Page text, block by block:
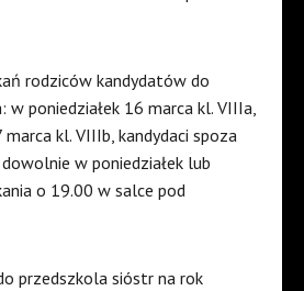
rodziców kandydatów do
w poniedziałek 16 marca kl. VIIIa,
kl. VIIIb, kandydaci spoza
w poniedziałek lub
o 19.00 w salce pod
przedszkola sióstr na rok